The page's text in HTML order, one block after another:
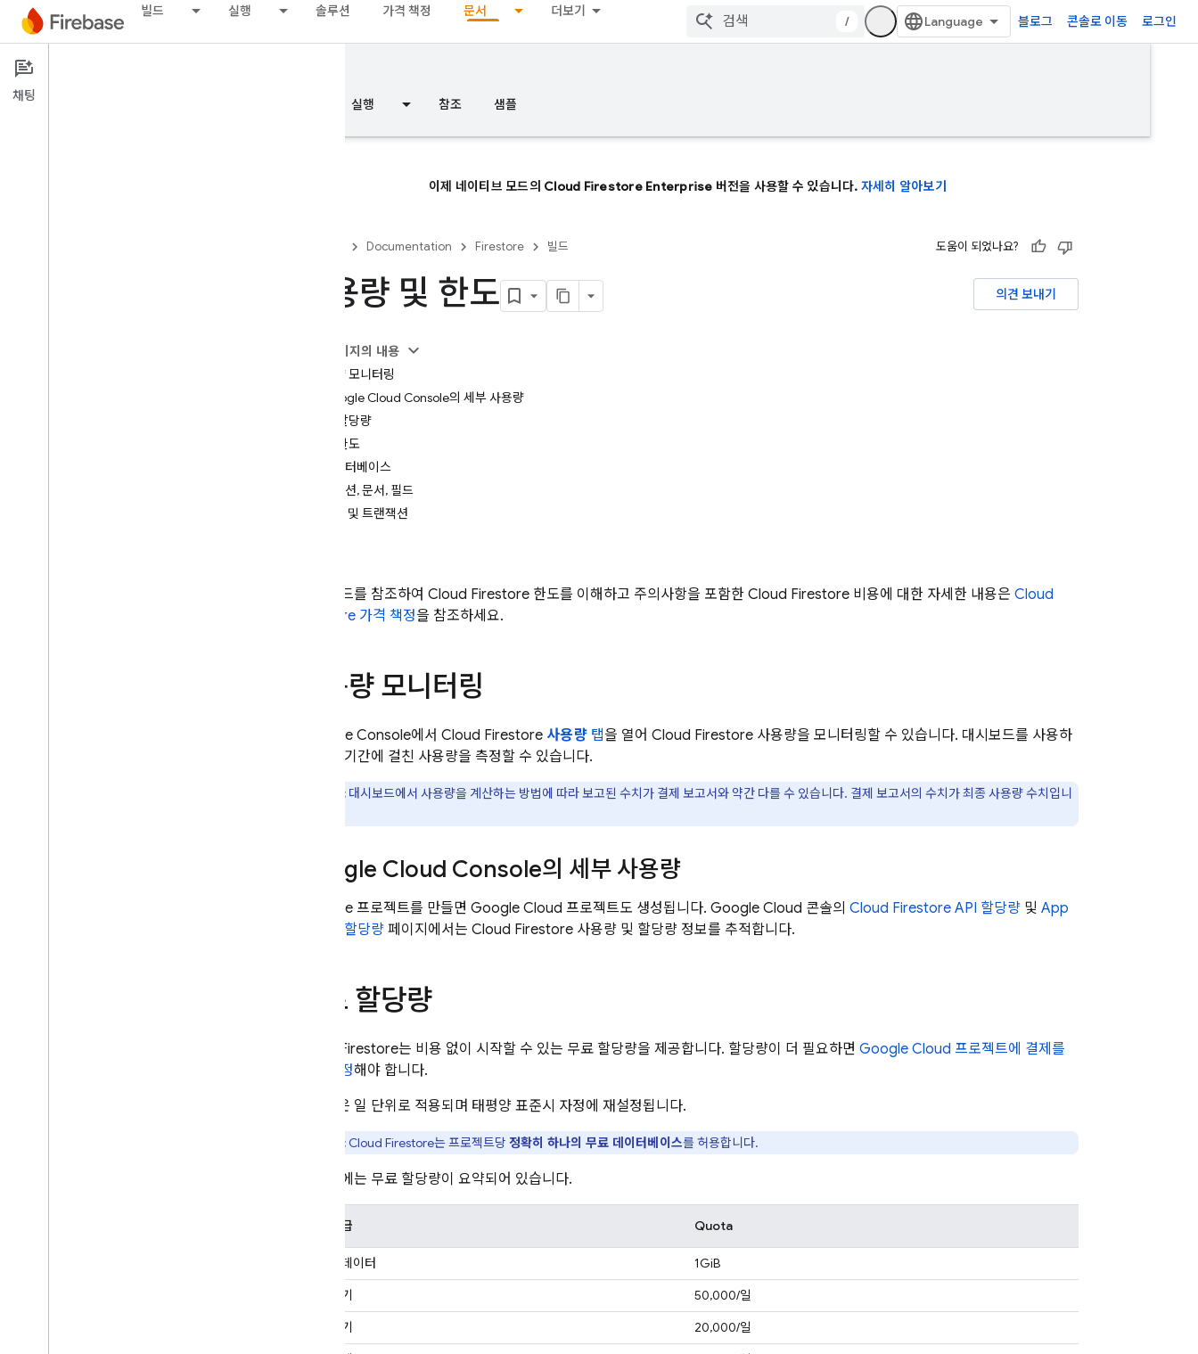
빌드 실행 솔루션 가격 책정 문서 더보기
/ 블로그 콘솔로 이동 로그인
Documentation
개요 실행 참조 샘플
이제 네이티브 모드의 Cloud Firestore Enterprise 버전을 사용할 수 있습니다. 자세히 알아보기
Documentation Firestore 빌드 도움이 되었나요?
의견 보내기
사용량 및 한도
이 페이지의 내용
사용량 모니터링
Google Cloud Console의 세부 사용량
무료 할당량
표준 한도
데이터베이스
컬렉션, 문서, 필드
쓰기 및 트랜잭션
이 가이드를 참조하여 Cloud Firestore 한도를 이해하고 주의사항을 포함한 Cloud Firestore 비용에 대한 자세한 내용은 Cloud
Firestore 가격 책정을 참조하세요.
사용량 모니터링
Firebase Console에서 Cloud Firestore 사용량탭을 열어 Cloud Firestore사용량을 모니터링할 수 있습니다. 대시보드를 사용하
여 여러 기간에 걸친 사용량을 측정할 수 있습니다.
참고:대시보드에서 사용량을 계산하는 방법에 따라 보고된 수치가 결제 보고서와 약간 다를 수 있습니다. 결제 보고서의 수치가 최종 사용량 수치입니
Google Cloud Console의 세부 사용량
Firebase 프로젝트를 만들면 Google Cloud 프로젝트도 생성됩니다. Google Cloud 콘솔의 Cloud Firestore API 할당량 및 App
할당량 페이지에서는 Cloud Firestore 사용량 및 할당량 정보를 추적합니다.
무료 할당량
Cloud Firestore는 비용 없이 시작할 수 있는 무료 할당량을 제공합니다. 할당량이 더 필요하면 Google Cloud 프로젝트에 결제를
사용 설정해야 합니다.
할당량은 일 단위로 적용되며 태평양 표준시 자정에 재설정됩니다.
중요: Cloud Firestore는 프로젝트당 정확히 하나의 무료 데이터베이스를 허용합니다.
다음 표에는 무료 할당량이 요약되어 있습니다.
무료 등급 Quota
저장된 데이터
1GiB
문서 읽기
50,000/일
문서 쓰기
20,000/일
채팅